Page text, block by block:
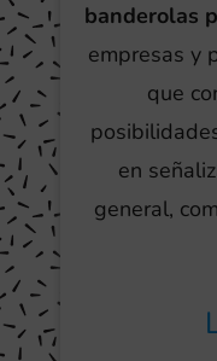
banderolas
empresas y
que
en
general,